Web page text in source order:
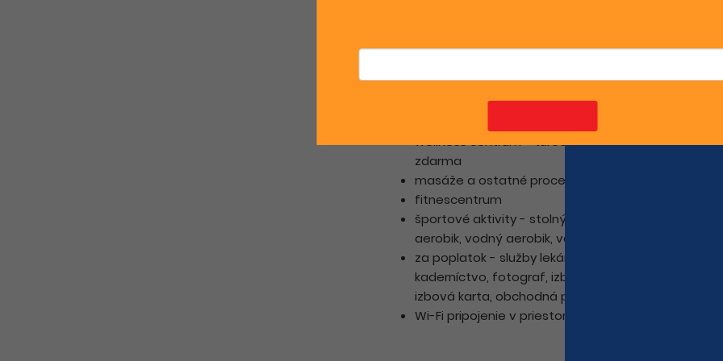
vonkajší bazén, detský bazén, bazén so
menšie detské ihrisko
počas dňa ľahké animácie pre dospelých,
wellness centrum - turecké kúpele a sauna
zdarma
masáže a ostatné procedúry za poplatok
fitnescentrum
športové aktivity - stolný tenis, boccia, šípky,
aerobik, vodný aerobik, vodné hry
za poplatok - služby lekára, čistiareň,
kaderníctvo, fotograf, izbová služba, druhá
izbová karta, obchodná pasáž
Wi-Fi pripojenie v priestoroch lobby zdarma